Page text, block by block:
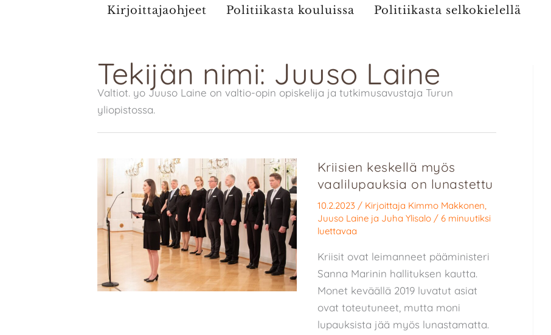
Kirjoittajaohjeet
Politiikasta kouluissa Politiikasta selkokielellä
Tekijän nimi: Juuso Laine
Valtiot. yo Juuso Laine on valtio-opin opiskelija ja tutkimusavustaja Turun
yliopistossa.
Kriisien keskellä myös
vaalilupauksia on lunastettu
10.2.2023 / Kirjoittaja Kimmo Makkonen
Juuso Laineja Juha Ylisalo/ 6 minuutiksi
luettavaa
Kriisit ovat leimanneet pääministeri
Sanna Marinin hallituksen kautta.
Monet keväällä 2019 luvatut asiat
ovat toteutuneet, mutta moni
lupauksista jää myös lunastamatta.